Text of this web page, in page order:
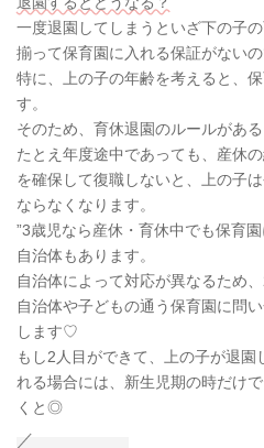
一度退園してしまうといざ下の子
揃って保育園に入れる保証がないの
特に、上の子の年齢を考えると、
す。
そのため、育休退園のルールがあ
たとえ年度途中であっても、産休
を確保して復職しないと、上の子
ならなくなります。
”3歳児なら産休・育休中でも保育
自治体もあります。
自治体によって対応が異なるため
自治体や子どもの通う保育園に問
します♡
もし2人目ができて、上の子が退
れる場合には、新生児期の時だけ
くと◎